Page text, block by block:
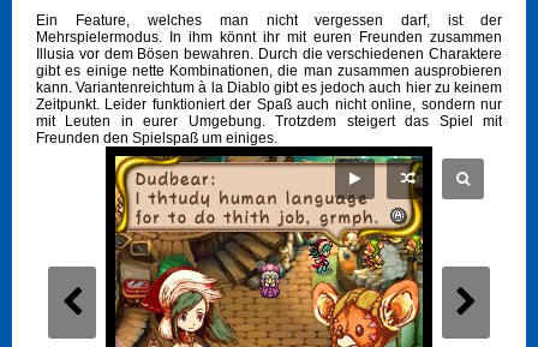
Ein Feature, welches man nicht vergessen darf, ist der
Mehrspielermodus. In ihm könnt ihr mit euren Freunden zusammen
Illusia vor dem Bösen bewahren. Durch die verschiedenen Charaktere
gibt es einige nette Kombinationen, die man zusammen ausprobieren
kann. Variantenreichtum à la Diablo gibt es jedoch auch hier zu keinem
Zeitpunkt. Leider funktioniert der Spaß auch nicht online, sondern nur
mit Leuten in eurer Umgebung. Trotzdem steigert das Spiel mit
Freunden den Spielspaß um einiges.